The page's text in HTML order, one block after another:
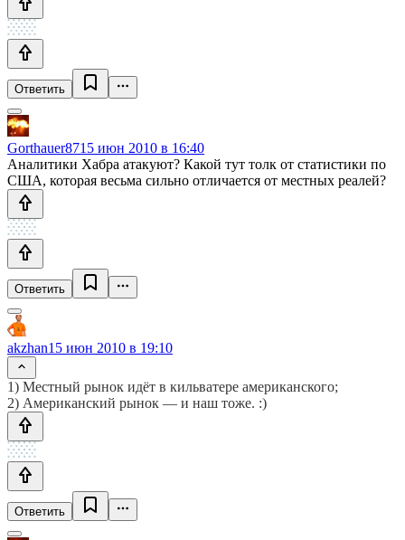
Ответить
Gorthauer8715 июн 2010 в 16:40
Аналитики Хабра атакуют? Какой тут толк от статистики по
США, которая весьма сильно отличается от местных реалей?
Ответить
akzhan15 июн 2010 в 19:10
1) Местный рынок идёт в кильватере американского;
2) Американский рынок — и наш тоже. :)
Ответить